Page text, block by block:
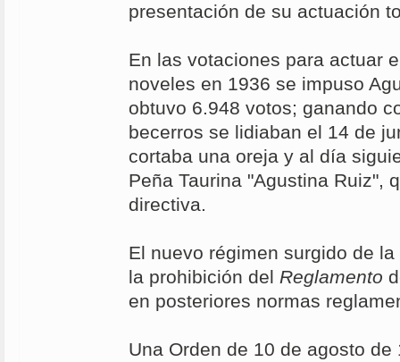
presentación de su actuación
En las votaciones para actuar
noveles en 1936 se impuso
obtuvo 6.948 votos; ganando
becerros se lidiaban el 14 de
cortaba una oreja y al día
Peña Taurina "Agustina Ruiz",
directiva.
El nuevo régimen surgido de
la prohibición del Reglamento
en posteriores normas
Una Orden de 10 de agosto